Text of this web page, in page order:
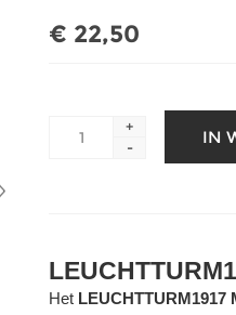
€ 22,50
+
-
Het